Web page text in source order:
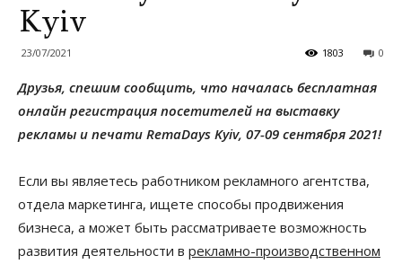
Kyiv
23/07/2021 0
1803
Друзья, спешим сообщить, что началась бесплатная
онлайн регистрация посетителей на выставку
рекламы и печати RemaDays Kyiv, 07-09 сентября 2021!
Если вы являетесь работником рекламного агентства,
отдела маркетинга, ищете способы продвижения
бизнеса, а может быть рассматриваете возможность
развития деятельности в рекламно-производственном